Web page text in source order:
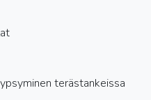
terästankeissa